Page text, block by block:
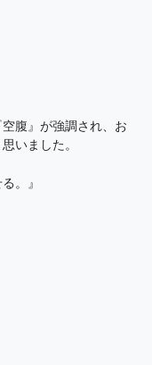
腹』が強調され、お
いました。
。』